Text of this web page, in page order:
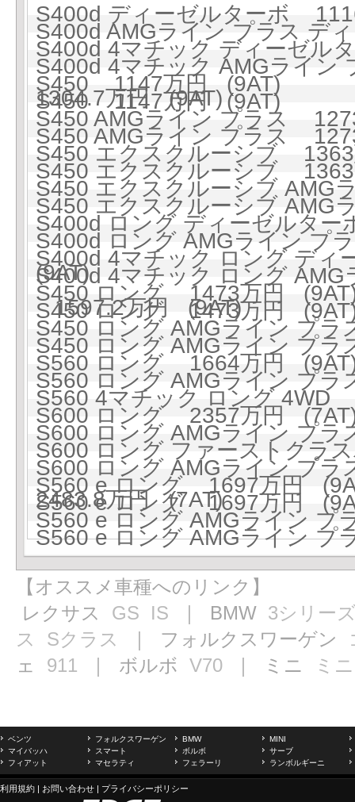
S400d ディーゼルターボ
S400d AMGライン プラス
S400d 4マチック ディーゼ
S400d 4マチック AMGライ
1304.7万円 (9AT)
S450 1147万円 (9AT)
S450 1147万円 (9AT)
S450 AMGライン プラス
S450 AMGライン プラス
S450 エクスクルーシブ
S450 エクスクルーシブ
S450 エクスクルーシブ
S450 エクスクルーシブ
S400d ロング ディーゼルタ
S400d ロング AMGライン
(9AT)
S400d 4マチック ロング デ
S400d 4マチック ロング
1597.2万円 (9AT)
S450 ロング 1473万円
S450 ロング 1473万円
S450 ロング AMGライン プ
S450 ロング AMGライン プ
S560 ロング 1664万円
S560 ロング AMGライン プ
S560 4マチック ロング
S600 ロング 2357万円
S600 ロング AMGライン プ
S600 ロング ファーストク
S600 ロング AMGライン プ
2483.8万円 (7AT)
S560 e ロング 1697万円
S560 e ロング 1697万円
S560 e ロング AMGライン
S560 e ロング AMGライン
【オススメ車種へのリンク】
レクサス GS IS ｜ BMW 3シリー
ス
Sクラス ｜ フォルクスワーゲン
ェ 911 ｜ ボルボ V70 ｜ ミニ ミニ
ベンツ フォルクスワーゲン BMW
MINI
マイバッハ
スマート ボルボ
サーブ
フィアット
マセラティ フェラーリ ランボルギーニ
利用規約 | お問い合わせ | プライバシーポリシー